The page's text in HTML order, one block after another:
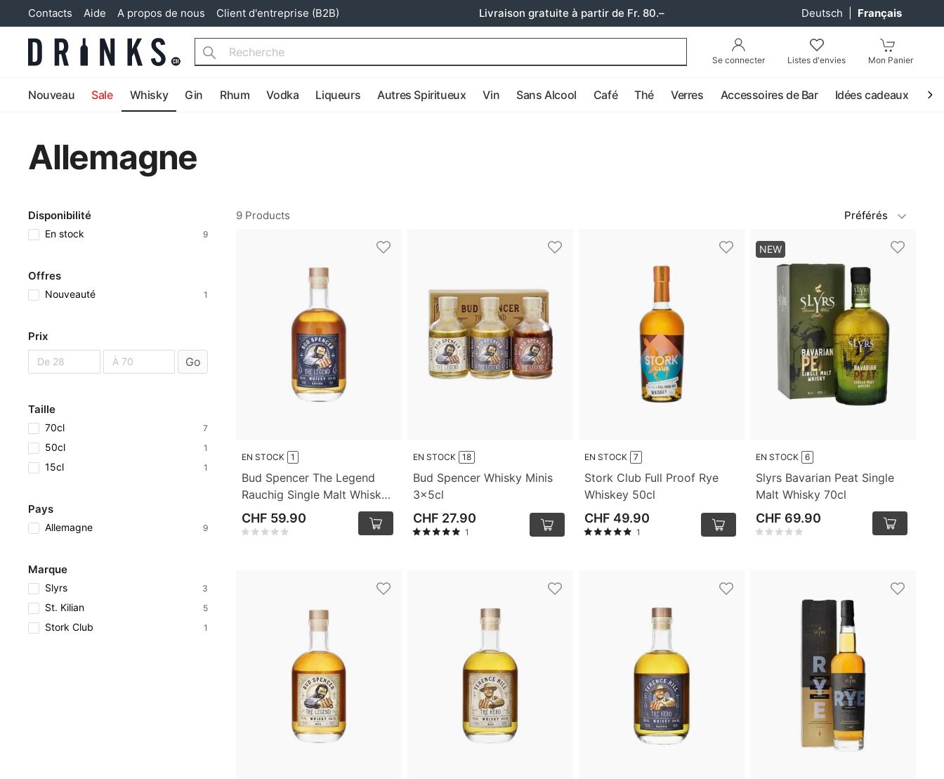
Contacts Aide A propos de nous Client d'entreprise (B2B) Livraison gratuite à partir de Fr. 80.– Deutsch Français
Se connecter Listes d'envies Mon Panier
Search
Nouveau Sale Whisky Gin Rhum Vodka Liqueurs Autres Spiritueux Vin Sans Alcool Café Thé Verres Accessoires de Bar Idées cadeaux
Allemagne
Disponibilité
En stock 9
Offres
Nouveauté 1
Prix
Go
Taille
70cl 7
50cl 1
15cl 1
Pays
Allemagne 9
Marque
Slyrs 3
St. Kilian 5
Stork Club 1
9 Products Préférés
EN STOCK 1
Bud Spencer The Legend
Rauchig Single Malt Whisky
70cl
CHF 59.90
EN STOCK 18
Bud Spencer Whisky Minis
3x5cl
CHF 27.90
1
EN STOCK 7
Stork Club Full Proof Rye
Whiskey 50cl
CHF 49.90
1
EN STOCK 6
Slyrs Bavarian Peat Single
Malt Whisky 70cl
NEW
CHF 69.90